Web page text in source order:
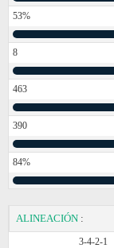
53%
8
463
390
84%
ALINEACIÓN :
3-4-2-1